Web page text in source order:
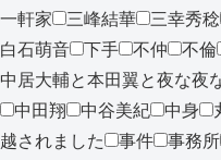
一軒家
三峰結華 三幸秀稔
白石萌音
下手 不仲 不倫
中居大輔と本田翼と夜な夜
中田翔
中谷美紀 中身
越されました
事件 事務所